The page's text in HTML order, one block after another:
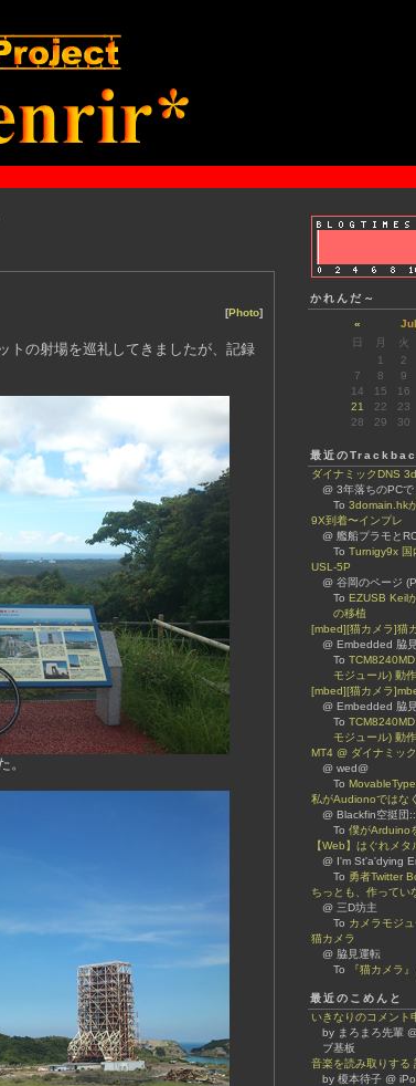
[Photo]
トの射場を巡礼してきましたが、記録
。
かれんだ～
«
日
月 火
1
2
7
8 9
14
15 16
21
22 23
28
29 30
最近の
ダイナミックDNS
@ 3年落ちのPC
To 3domain.hk
9X到着〜インプレ
@ 艦船プラモと
To Turnigy9x 国
USL-5P
@ 谷岡のページ
To EZUSB Keil
の移植
[mbed][猫カメラ]猫
@ Embedded 脇
To
モジュール) 動
[mbed][猫カメラ
@ Embedded 脇
To
モジュール) 動
MT4 @ ダイナミッ
@ wed@
To
私がAudionoではな
@ Blackfin空挺団
To 僕がArduino
【Web】はぐれメ
@ I'm St'a'dying
To 勇者Twitter
ちっとも、作ってい
@ 三D坊主
To カメラモジ
猫カメラ
@ 脇見運転
To
『猫カメラ
最近のこめんと
いきなりのコメント
by まろまろ先輩
ブ基板
音楽を読み取りする
by 榎本待子 @